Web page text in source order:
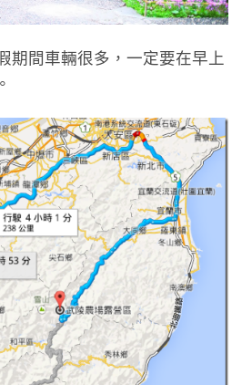
期間車輛很多，一定要在早上